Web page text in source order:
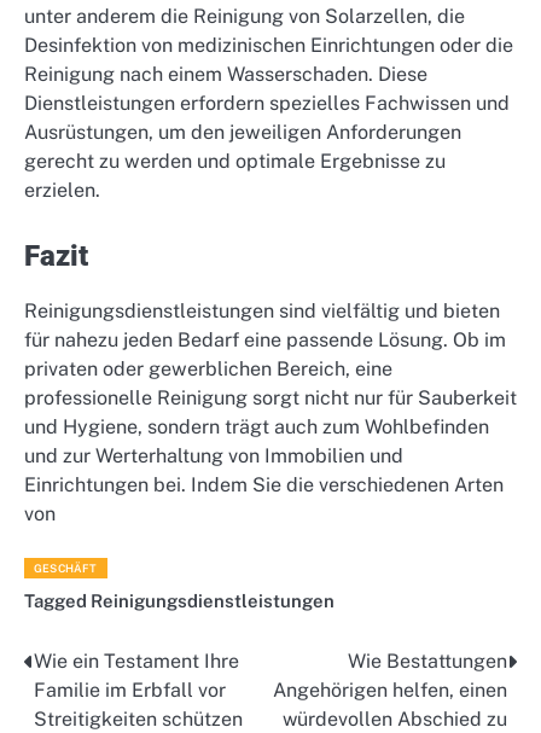
unter anderem die Reinigung von Solarzellen, die
Desinfektion von medizinischen Einrichtungen oder die
Reinigung nach einem Wasserschaden. Diese
Dienstleistungen erfordern spezielles Fachwissen und
Ausrüstungen, um den jeweiligen Anforderungen
gerecht zu werden und optimale Ergebnisse zu
erzielen.
Fazit
Reinigungsdienstleistungen sind vielfältig und bieten
für nahezu jeden Bedarf eine passende Lösung. Ob im
privaten oder gewerblichen Bereich, eine
professionelle Reinigung sorgt nicht nur für Sauberkeit
und Hygiene, sondern trägt auch zum Wohlbefinden
und zur Werterhaltung von Immobilien und
Einrichtungen bei. Indem Sie die verschiedenen Arten
von
GESCHÄFT
Tagged Reinigungsdienstleistungen
Post
navigation
Wie ein Testament Ihre
Familie im Erbfall vor
Streitigkeiten schützen
Wie Bestattungen
Angehörigen helfen, einen
würdevollen Abschied zu